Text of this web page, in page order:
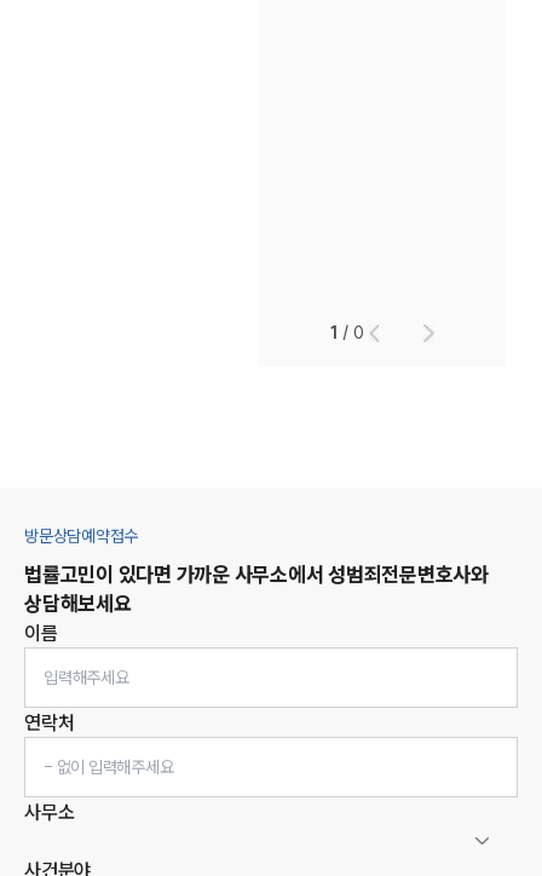
1 /0
방문상담예약접수
법률고민이 있다면 가까운 사무소에서 성범죄전문변호사와
상담해보세요
이름
연락처
사무소
사건분야